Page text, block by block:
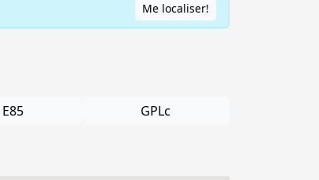
Me localiser!
E85 GPLc